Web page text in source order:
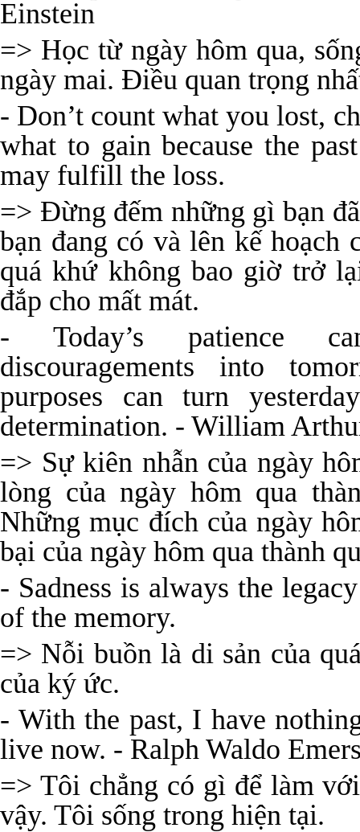
Einstein
=> Học từ ngày hôm qua,
ngày mai. Điều quan trọng
- Don’t count what you lost,
what to gain because the
may fulfill the loss.
=> Đừng đếm những gì bạn
bạn đang có và lên kế
quá khứ không bao giờ trở
đắp cho mất mát.
- Today’s patience
discouragements into
purposes can turn
determination. - William
=> Sự kiên nhẫn của ngày
lòng của ngày hôm qua
Những mục đích của ngày
bại của ngày hôm qua thành
- Sadness is always the
of the memory.
=> Nỗi buồn là di sản của
của ký ức.
- With the past, I have
live now. - Ralph Waldo
=> Tôi chẳng có gì để làm
vậy. Tôi sống trong hiện tại.